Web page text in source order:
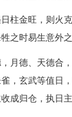
柱金旺，则火
之时易生意外之
月德、天德合
，玄武等值日
成归仓，执日